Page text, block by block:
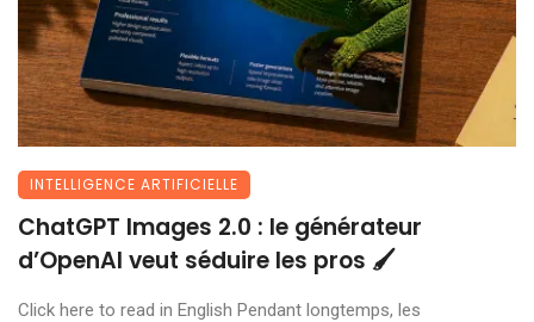
INTELLIGENCE ARTIFICIELLE
ChatGPT Images 2.0 : le générateur
d’OpenAI veut séduire les pros 🖌️
Click here to read in English Pendant longtemps, les